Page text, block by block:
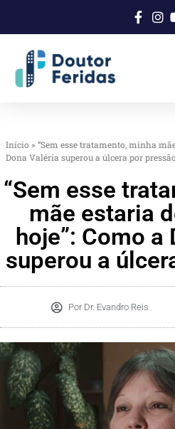
Início » “Sem esse tratamento, minha
Dona Valéria superou a úlcera por pressão
“Sem esse
mãe estaria
hoje”: Como a
superou a
Por Dr. Evandro Reis